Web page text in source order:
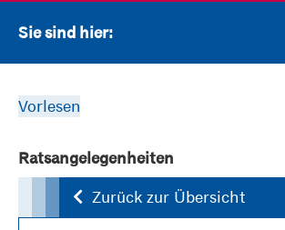
Sie sind hier:
Vorlesen
Ratsangelegenheiten
Zurück zur Übersicht